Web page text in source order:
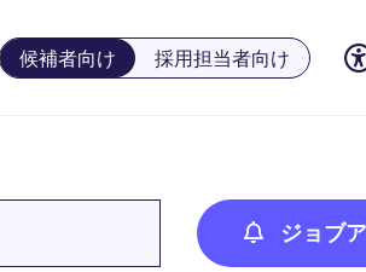
候補者向け 採用担当者向け
ジョブ